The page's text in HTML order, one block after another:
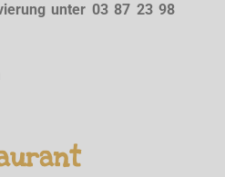
unter 03 87 23 98